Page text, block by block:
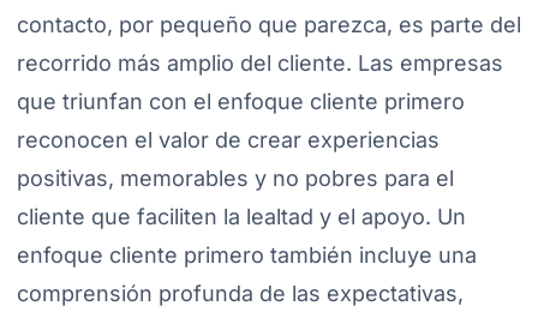
contacto, por pequeño que parezca, es parte del
recorrido más amplio del cliente. Las empresas
que triunfan con el enfoque cliente primero
reconocen el valor de crear experiencias
positivas, memorables y no pobres para el
cliente que faciliten la lealtad y el apoyo. Un
enfoque cliente primero también incluye una
comprensión profunda de las expectativas,